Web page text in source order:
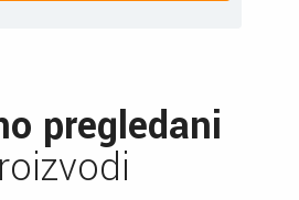
pregledani